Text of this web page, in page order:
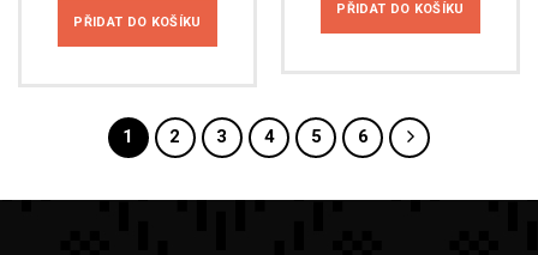
PŘIDAT DO KOŠÍKU
PŘIDAT DO KOŠÍKU
1 2 3 4 5 6